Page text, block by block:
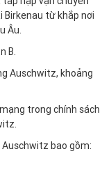
Birkenau từ khắp nơi
Âu.
B.
Auschwitz, khoảng
trong chính sách
bao gồm: